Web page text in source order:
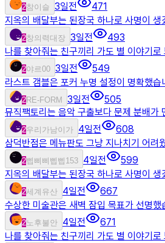
2참이슬 3일전
471
지옥의 배달부는 된장국 하나로 사명이 생
2창의력대장 3일전
493
나를 찾아줘는 친구끼리 가도 별 이야기로
2야르00 3일전
549
라스트 갬블은 포커 누명 설정이 명확했습
2RE-FORM 3일전
505
뮤직팩토리는 음악 구출보다 문제 분배가
2우리가남이가 4일전
608
삼덕반점은 메뉴판도 그냥 지나치기 어려
2삡삐삐삡삡153 4일전
599
지옥의 배달부는 된장국 하나로 사명이 생
2세계유산 4일전
667
수상한 미술관은 새벽 잠입 목표가 선명했
2노후불안 4일전
671
나를 찾아줘는 친구끼리 가도 별 이야기로